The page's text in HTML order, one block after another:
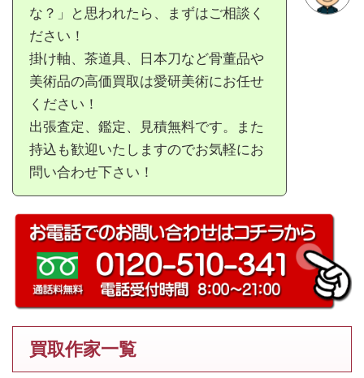
な？」と思われたら、まずはご相談く
ださい！
掛け軸、茶道具、日本刀など骨董品や
美術品の高価買取は愛研美術にお任せ
ください！
出張査定、鑑定、見積無料です。また
持込も歓迎いたしますのでお気軽にお
問い合わせ下さい！
買取作家一覧